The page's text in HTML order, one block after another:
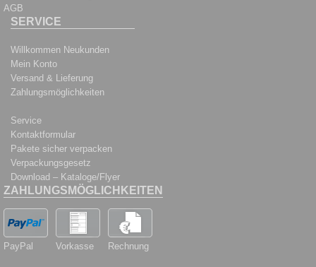
AGB
SERVICE
Willkommen Neukunden
Mein Konto
Versand & Lieferung
Zahlungsmöglichkeiten
Service
Kontaktformular
Pakete sicher verpacken
Verpackungsgesetz
Download – Kataloge/Flyer
ZAHLUNGSMÖGLICHKEITEN
PayPal Vorkasse Rechnung